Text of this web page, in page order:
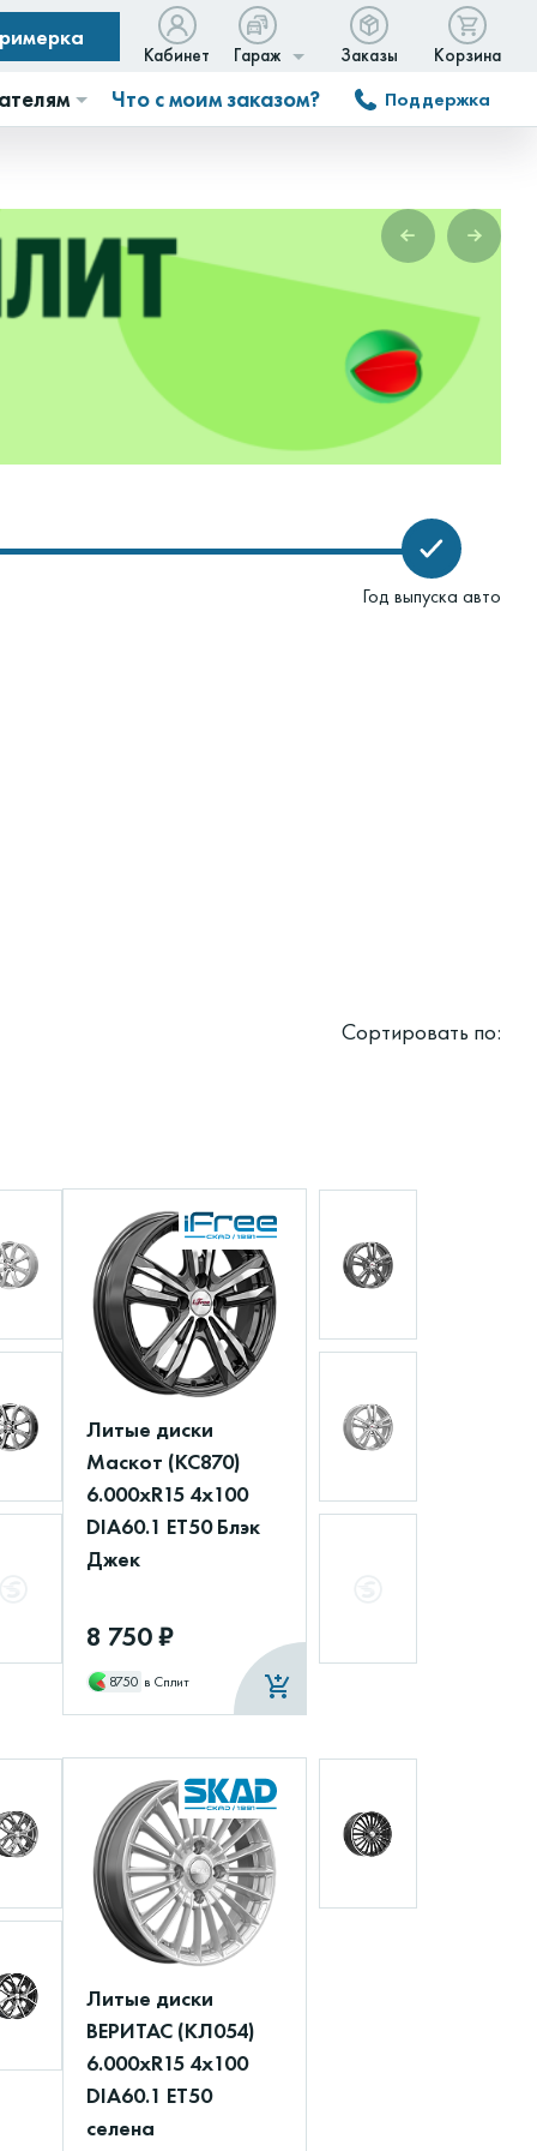
Кабинет Гараж Заказы Корзина
Что с моим заказом? Поддержка
Год выпуска авто
Сортировать по:
Литые диски
Маскот (КС870)
6.000xR15 4x100
DIA60.1 ET50 Блэк
Джек
8 750 ₽
8750 в Сплит
Литые диски
ВЕРИТАС (КЛ054)
6.000xR15 4x100
DIA60.1 ET50
селена